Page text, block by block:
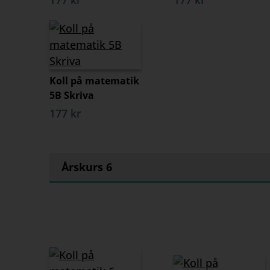
Koll på matematik
5B Skriva
177 kr
Årskurs 6